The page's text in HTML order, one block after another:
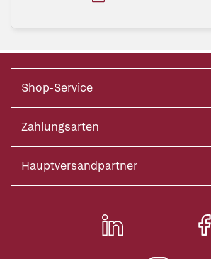
Shop-Service
Zahlungsarten
Hauptversandpartner